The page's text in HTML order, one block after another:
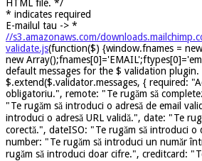
HTML file. */
* indicates required
E-mailul tau -> *
//s3.amazonaws.com/
validate.js(function($) {window.fnames =
new
default messages for the $ validation
$.extend($.validator.messages, { required:
obligatoriu.", remote: "Te rugăm să
"Te rugăm să introduci o adresă de email
introduci o adresă URL validă.", date: "Te
corectă.", dateISO: "Te rugăm să introduci o
number: "Te rugăm să introduci un număr
rugăm să introduci doar cifre.", creditcard: